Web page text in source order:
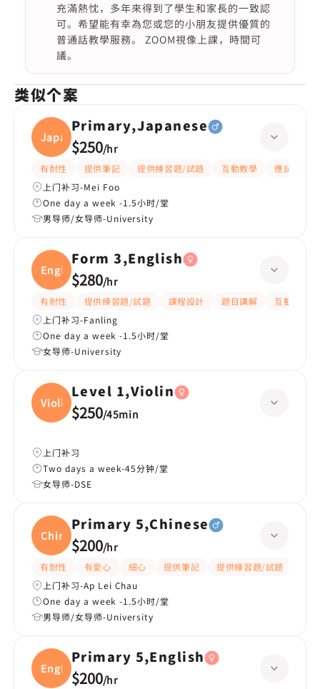
充滿熱忱，多年來得到了學生和家長的一致認
可。希望能有幸為您或您的小朋友提供優質的
普通話教學服務。 ZOOM視像上課，時間可
議。
类似个案
Japan
Primary,Japanese
$250/hr
有耐性 提供筆記 提供練習題/試題 互動教學
應試策略
上门补习-Mei Foo
One day a week -1.5小时/堂
男导师/女导师-University
Engli
Form 3,English
$280/hr
有耐性 提供練習題/試題 課程設計 題目講解
互動教學
上门补习-Fanling
One day a week -1.5小时/堂
女导师-University
Violi
Level 1,Violin
$250/45min
上门补习
Two days a week-45分钟/堂
女导师-DSE
Chine
Primary 5,Chinese
$200/hr
有耐性 有愛心 細心 提供筆記 提供練習題/試題
上门补习-Ap Lei Chau
One day a week -1.5小时/堂
男导师/女导师-University
Engli
Primary 5,English
$200/hr